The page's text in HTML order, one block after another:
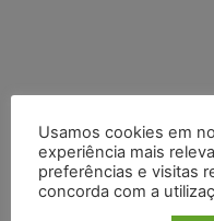
Usamos cookies em
experiência mais
preferências e visitas
concorda com a